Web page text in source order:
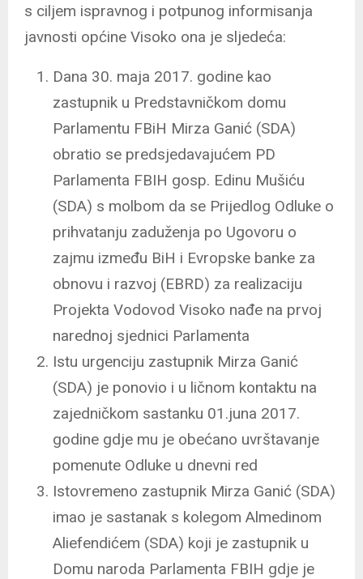
s ciljem ispravnog i potpunog informisanja
javnosti općine Visoko ona je sljedeća:
Dana 30. maja 2017. godine kao
zastupnik u Predstavničkom domu
Parlamentu FBiH Mirza Ganić (SDA)
obratio se predsjedavajućem PD
Parlamenta FBIH gosp. Edinu Mušiću
(SDA) s molbom da se Prijedlog Odluke o
prihvatanju zaduženja po Ugovoru o
zajmu između BiH i Evropske banke za
obnovu i razvoj (EBRD) za realizaciju
Projekta Vodovod Visoko nađe na prvoj
narednoj sjednici Parlamenta
Istu urgenciju zastupnik Mirza Ganić
(SDA) je ponovio i u ličnom kontaktu na
zajedničkom sastanku 01.juna 2017.
godine gdje mu je obećano uvrštavanje
pomenute Odluke u dnevni red
Istovremeno zastupnik Mirza Ganić (SDA)
imao je sastanak s kolegom Almedinom
Aliefendićem (SDA) koji je zastupnik u
Domu naroda Parlamenta FBIH gdje je